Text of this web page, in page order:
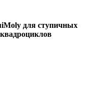
для ступичных